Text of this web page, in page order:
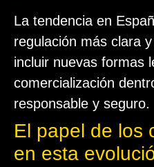
La tendencia en
regulación más clara
incluir nuevas formas
comercialización
responsable y seguro.
El papel de los
en esta